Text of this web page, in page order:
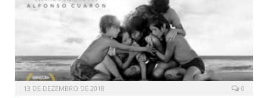
13 DE DEZEMBRO DE 2018 0